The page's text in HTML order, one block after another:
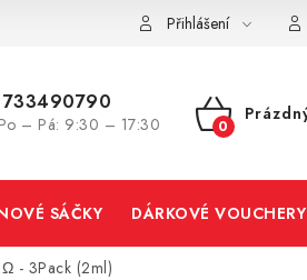
Přihlášení
– Pá: 9:30 – 17:30
NÁKUPNÍ
SÁČKY DÁRKOVÉ VOUCHERY
- 3Pack (2ml)